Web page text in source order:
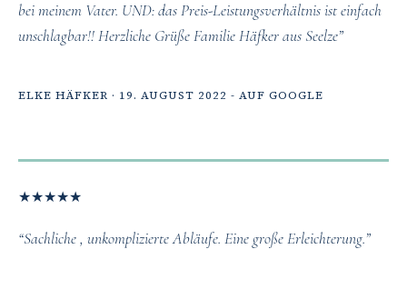
bei meinem Vater. UND: das Preis-Leistungsverhältnis ist einfach
unschlagbar!! Herzliche Grüße Familie Häfker aus Seelze”
ELKE HÄFKER · 19. AUGUST 2022 - AUF GOOGLE
★★★★★
“Sachliche , unkomplizierte Abläufe. Eine große Erleichterung.”